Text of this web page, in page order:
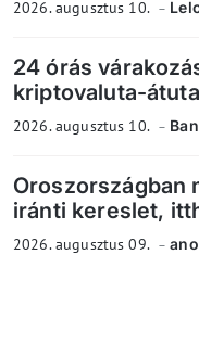
2026. augusztus 10.
24 órás
kriptovaluta-
2026. augusztus 10.
Oroszországban
iránti kereslet,
2026. augusztus 09.